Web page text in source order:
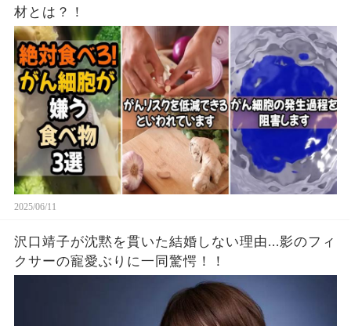
材とは？！
2025/06/11
沢口靖子が沈黙を貫いた結婚しない理由...影のフィ
クサーの寵愛ぶりに一同驚愕！！